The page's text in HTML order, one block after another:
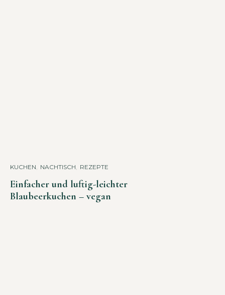
KUCHEN, NACHTISCH, REZEPTE
Einfacher und luftig-leichter
Blaubeerkuchen – vegan